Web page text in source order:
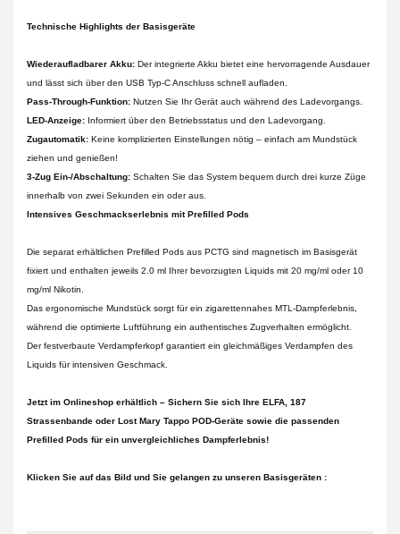
Technische Highlights der Basisgeräte
Wiederaufladbarer Akku: Der integrierte Akku bietet eine hervorragende Ausdauer
und lässt sich über den USB Typ-C Anschluss schnell aufladen.
Pass-Through-Funktion: Nutzen Sie Ihr Gerät auch während des Ladevorgangs.
LED-Anzeige: Informiert über den Betriebsstatus und den Ladevorgang.
Zugautomatik: Keine komplizierten Einstellungen nötig – einfach am Mundstück
ziehen und genießen!
3-Zug Ein-/Abschaltung: Schalten Sie das System bequem durch drei kurze Züge
innerhalb von zwei Sekunden ein oder aus.
Intensives Geschmackserlebnis mit Prefilled Pods
Die separat erhältlichen Prefilled Pods aus PCTG sind magnetisch im Basisgerät
fixiert und enthalten jeweils 2.0 ml Ihrer bevorzugten Liquids mit 20 mg/ml oder 10
mg/ml Nikotin.
Das ergonomische Mundstück sorgt für ein zigarettennahes MTL-Dampferlebnis,
während die optimierte Luftführung ein authentisches Zugverhalten ermöglicht.
Der festverbaute Verdampferkopf garantiert ein gleichmäßiges Verdampfen des
Liquids für intensiven Geschmack.
Jetzt im Onlineshop erhältlich – Sichern Sie sich Ihre ELFA, 187
Strassenbande oder Lost Mary Tappo POD-Geräte sowie die passenden
Prefilled Pods für ein unvergleichliches Dampferlebnis!
Klicken Sie auf das Bild und Sie gelangen zu unseren Basisgeräten :